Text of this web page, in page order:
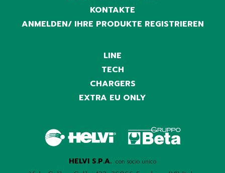
KONTAKTE
ANMELDEN/ IHRE PRODUKTE REGISTRIEREN
LINE
TECH
CHARGERS
EXTRA EU ONLY
HELVI S.P.A. con socio unico